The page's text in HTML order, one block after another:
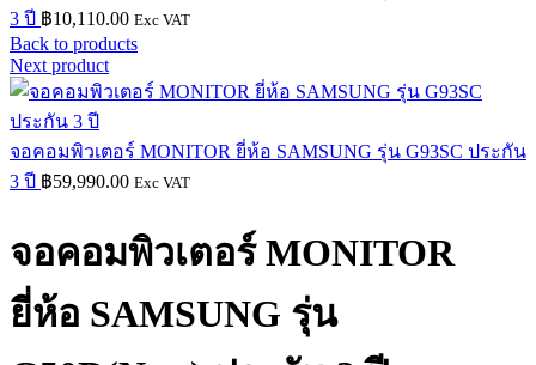
3 ปี ฿10,110.00 Exc VAT
Back to products
Next product
จอคอมพิวเตอร์ MONITOR ยี่ห้อ SAMSUNG รุ่น G93SC ประกัน
3 ปี ฿59,990.00 Exc VAT
จอคอมพิวเตอร์ MONITOR
ยี่ห้อ SAMSUNG รุ่น